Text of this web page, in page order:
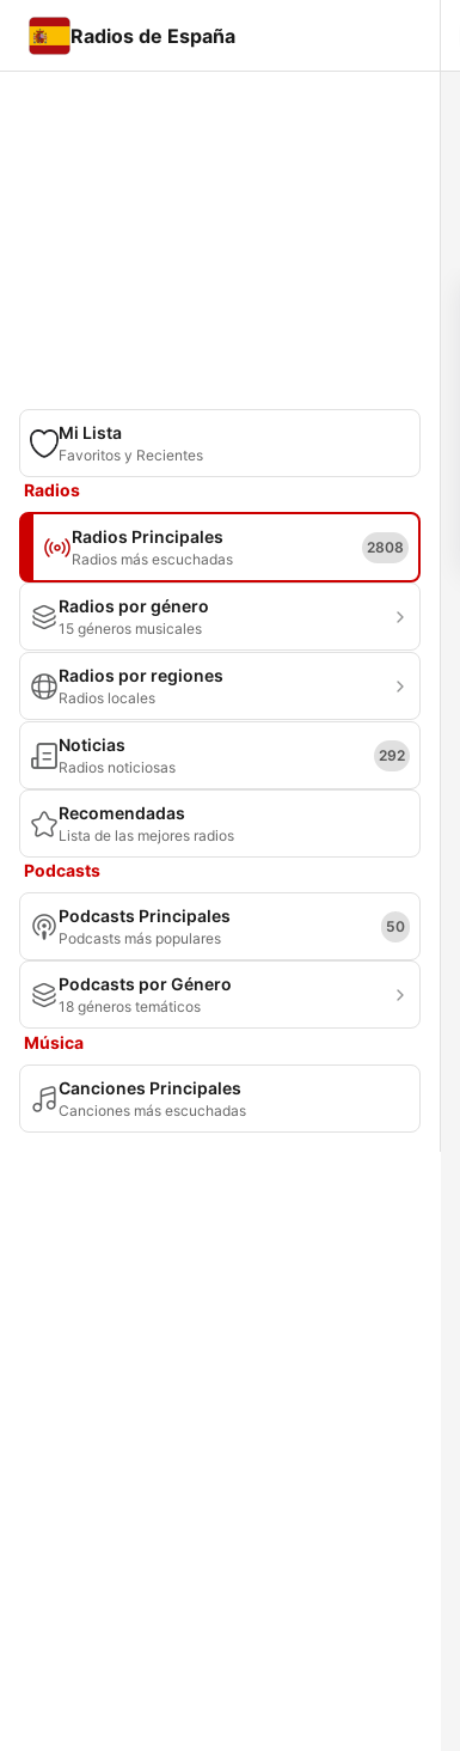
Radios de España
Mi Lista
Favoritos y Recientes
Radios
Radios Principales
Radios más escuchadas
2808
Radios por género
15 géneros musicales
Radios por regiones
Radios locales
Noticias
Radios noticiosas
292
Recomendadas
Lista de las mejores radios
Podcasts
Podcasts Principales
Podcasts más populares
50
Podcasts por Género
18 géneros temáticos
Música
Canciones Principales
Canciones más escuchadas